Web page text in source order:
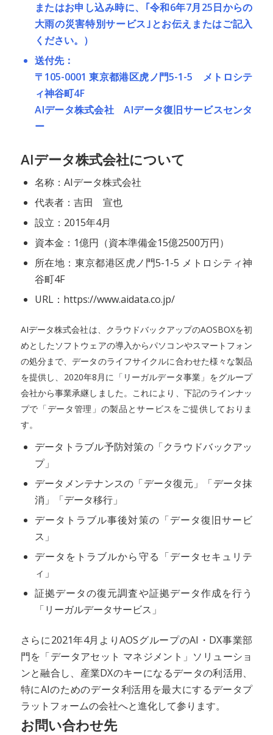
またはお申し込み時に、｢令和6年7月25日からの
大雨の災害特別サービス｣とお伝えまたはご記入
ください。）
送付先：
〒105-0001 東京都港区虎ノ門5-1-5 メトロシテ
ィ神谷町4F
AIデータ株式会社 AIデータ復旧サービスセンタ
ー
AIデータ株式会社について
名称：AIデータ株式会社
代表者：吉田 宣也
設立：2015年4月
資本金：1億円（資本準備金15億2500万円）
所在地：東京都港区虎ノ門5-1-5 メトロシティ神
谷町4F
URL：https://www.aidata.co.jp/
AIデータ株式会社は、クラウドバックアップのAOSBOXを初
めとしたソフトウェアの導入からパソコンやスマートフォン
の処分まで、データのライフサイクルに合わせた様々な製品
を提供し、2020年8月に「リーガルデータ事業」をグループ
会社から事業承継しました。これにより、下記のラインナッ
プで「データ管理」の製品とサービスをご提供しておりま
す。
データトラブル予防対策の「クラウドバックアッ
プ」
データメンテナンスの「データ復元」「データ抹
消」「データ移行」
データトラブル事後対策の「データ復旧サービ
ス」
データをトラブルから守る「データセキュリテ
ィ」
証拠データの復元調査や証拠データ作成を行う
「リーガルデータサービス」
さらに2021年4月よりAOSグループのAI・DX事業部
門を「データアセット マネジメント」ソリューショ
ンと融合し、産業DXのキーになるデータの利活用、
特にAIのためのデータ利活用を最大にするデータプ
ラットフォームの会社へと進化して参ります。
お問い合わせ先